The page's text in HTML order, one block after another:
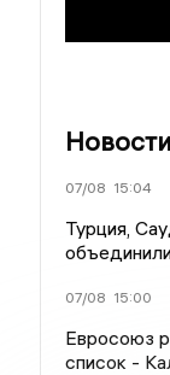
07/08 15:04
Турция,
07/08 15:00
Евросоюз
список -